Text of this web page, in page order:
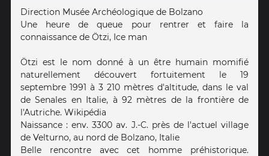
Direction Musée Archéologique de Bolzano
Une heure de queue pour rentrer et faire la
connaissance de Ötzi, Ice man
Ötzi est le nom donné à un être humain momifié
naturellement découvert fortuitement le 19
septembre 1991 à 3 210 mètres d'altitude, dans le val
de Senales en Italie, à 92 mètres de la frontière de
l'Autriche. Wikipédia
Naissance : env. 3300 av. J.-C. près de l'actuel village
de Velturno, au nord de Bolzano, Italie
Belle rencontre avec cet homme préhistorique.